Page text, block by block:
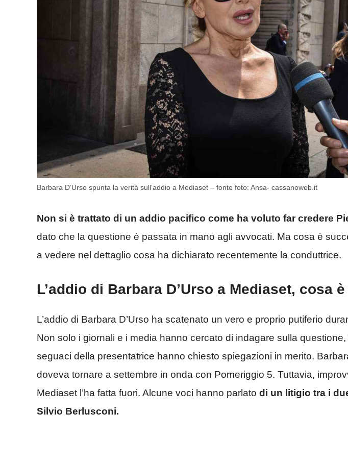
Barbara D’Urso spunta la verità sull’addio a Mediaset – fonte foto: Ansa- cassanoweb.it
Non si è trattato di un addio pacifico come ha voluto far credere
dato che la questione è passata in mano agli avvocati. Ma cosa è
a vedere nel dettaglio cosa ha dichiarato recentemente la conduttrice.
L’addio di Barbara D’Urso a Mediaset, cosa
L’addio di Barbara D’Urso ha scatenato un vero e proprio putiferio
Non solo i giornali e i media hanno cercato di indagare sulla
seguaci della presentatrice hanno chiesto spiegazioni in merito.
doveva tornare a settembre in onda con Pomeriggio 5. Tuttavia,
Mediaset l’ha fatta fuori. Alcune voci hanno parlato di un litigio tra i
Silvio Berlusconi.